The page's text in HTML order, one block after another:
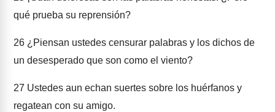
qué prueba su reprensión?
26 ¿Piensan ustedes censurar palabras y los dichos de
un desesperado que son como el viento?
27 Ustedes aun echan suertes sobre los huérfanos y
regatean con su amigo.